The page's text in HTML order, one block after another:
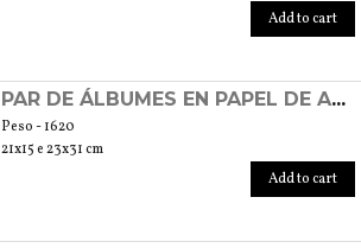
Add to cart
PAR DE ÁLBUMES EN PAPEL DE ALGODÓN
Peso - 1620
21x15 e 23x31 cm
Add to cart